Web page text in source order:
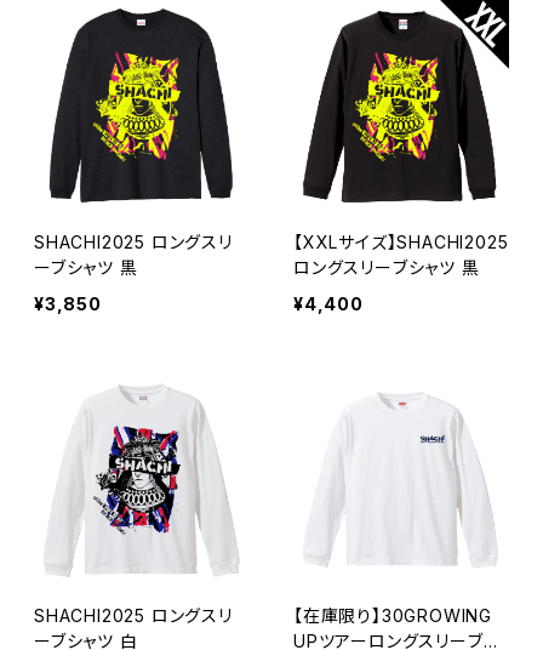
SHACHI2025 ロングスリ
ーブシャツ 黒
¥3,850
【XXLサイズ】SHACHI2025
ロングスリーブシャツ 黒
¥4,400
SHACHI2025 ロングスリ
ーブシャツ 白
【在庫限り】30GROWING
UPツアーロングスリーブシ